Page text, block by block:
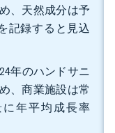
、天然成分は予
記録すると見込
年のハンドサニ
、商業施設は常
年平均成長率